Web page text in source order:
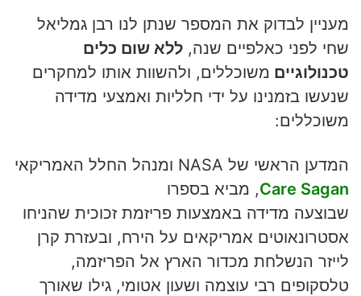
מעניין לבדוק את המספר שנתן לנו רבן גמליאל
שחי לפני כאלפיים שנה, ללא שום כלים
טכנולוגיים משוכללים, ולהשוות אותו למחקרים
שנעשו בזמנינו על ידי חלליות ואמצעי מדידה
משוכללים:
המדען הראשי של NASA ומנהל החלל האמריקאי
Care Sagan, מביא בספרו
שבוצעה מדידה באמצעות פריזמת זכוכית שהניחו
אסטרונאוטים אמריקאים על הירח, ובעזרת קרן
לייזר הנשלחת מכדור הארץ אל הפריזמה,
טלסקופים רבי עוצמה ושעון אטומי, גילו שאורך